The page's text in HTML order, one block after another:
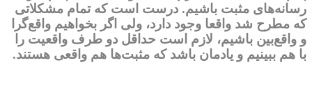
رسانه‌های مثبت باشیم. درست است که تمام مشکلاتی
که مطرح شد واقعا وجود دارد، ولی اگر بخواهیم واقع‌گرا
و واقع‌بین باشیم، لازم است حداقل دو طرف واقعیت را
با هم ببینیم و یادمان باشد که مثبت‌ها هم واقعی هستند.